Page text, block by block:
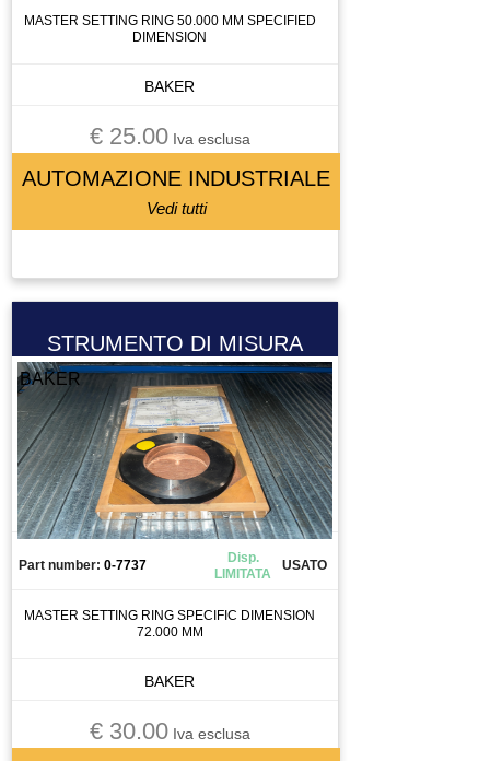
MASTER SETTING RING 50.000 MM SPECIFIED
DIMENSION
BAKER
€ 25.00Iva esclusa
AUTOMAZIONE INDUSTRIALE
Vedi tutti
STRUMENTO DI MISURA
BAKER
Part number: 0-7737
Disp.
LIMITATA
USATO
MASTER SETTING RING SPECIFIC DIMENSION
72.000 MM
BAKER
€ 30.00Iva esclusa